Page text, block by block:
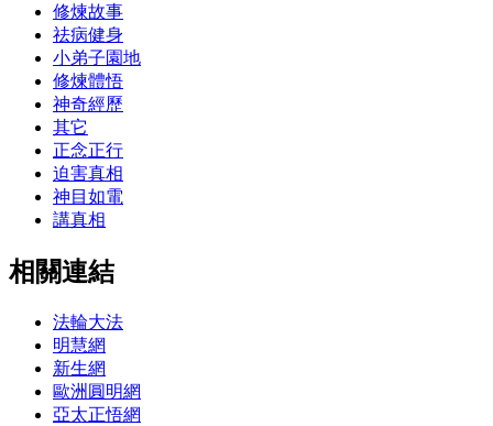
修煉故事
祛病健身
小弟子園地
修煉體悟
神奇經歷
其它
正念正行
迫害真相
神目如電
講真相
相關連結
法輪大法
明慧網
新生網
歐洲圓明網
亞太正悟網